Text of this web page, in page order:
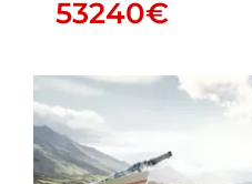
53240€